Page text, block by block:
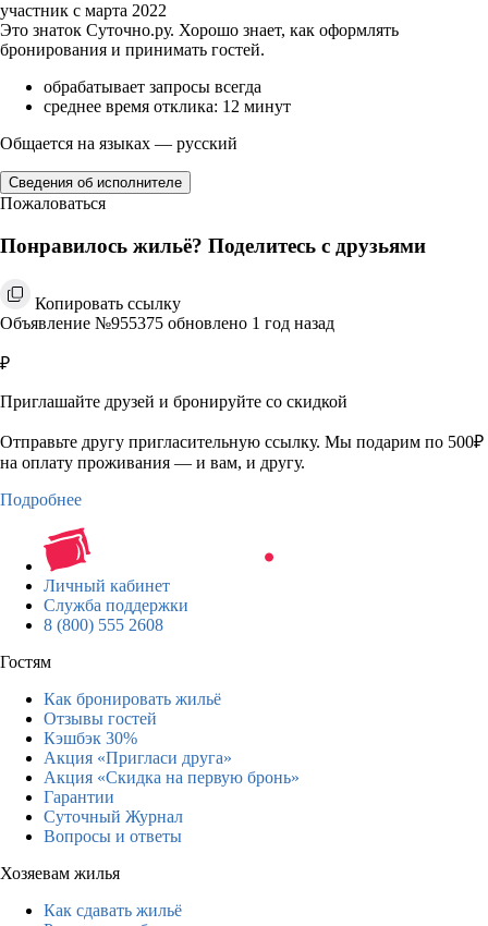
участник с марта 2022
Это знаток Суточно.ру. Хорошо знает, как оформлять
бронирования и принимать гостей.
обрабатывает запросы всегда
среднее время отклика: 12 минут
Общается на языках — русский
Сведения об исполнителе
Пожаловаться
Понравилось жильё? Поделитесь с друзьями
Копировать ссылку
Объявление №955375 обновлено 1 год назад
₽
Приглашайте друзей и бронируйте со скидкой
Отправьте другу пригласительную ссылку. Мы подарим по 500₽
на оплату проживания — и вам, и другу.
Подробнее
Личный кабинет
Служба поддержки
8 (800) 555 2608
Гостям
Как бронировать жильё
Отзывы гостей
Кэшбэк 30%
Акция «Пригласи друга»
Акция «Скидка на первую бронь»
Гарантии
Суточный Журнал
Вопросы и ответы
Хозяевам жилья
Как сдавать жильё